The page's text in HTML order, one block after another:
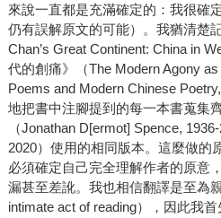
來說一直都是充滿確定的：我很確
仍有誤解原文的可能）。我猶清楚
Chan’s Great Continent: China in
代的創痛》（The Modern Agony as
Poems and Modern Chinese
地把書中注腳提到的每一本書蒐集
（Jonathan D[ermot] Spence,
2020）使用的相同版本。這麼做的
必須確定自己完全理解作者的原意
漏甚至差訛。我也相信翻譯是至為
intimate act of reading），因此我